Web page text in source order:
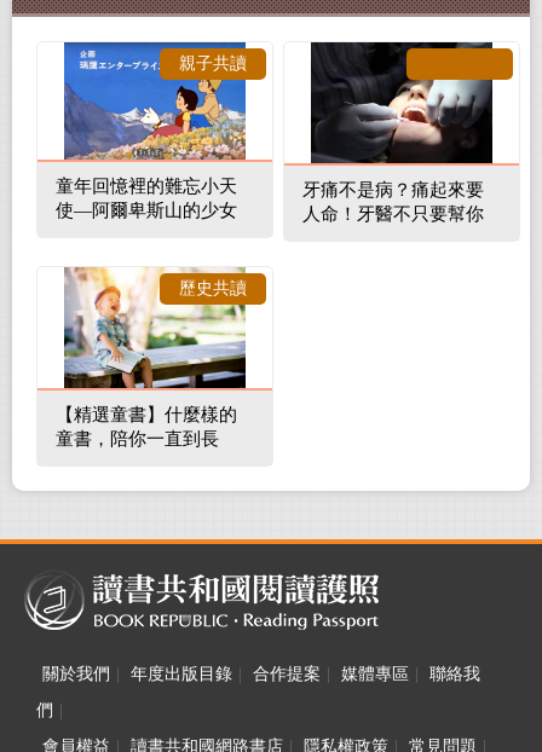
童年回憶裡的難忘小天
使—阿爾卑斯山的少女
親子共讀
牙痛不是病？痛起來要
人命！牙醫不只要幫你
【精選童書】什麼樣的
童書，陪你一直到長
歷史共讀
關於我們 年度出版目錄 合作提案 媒體專區
聯絡我
們
會員權益
讀書共和國網路書店 隱私權政策 常見問題